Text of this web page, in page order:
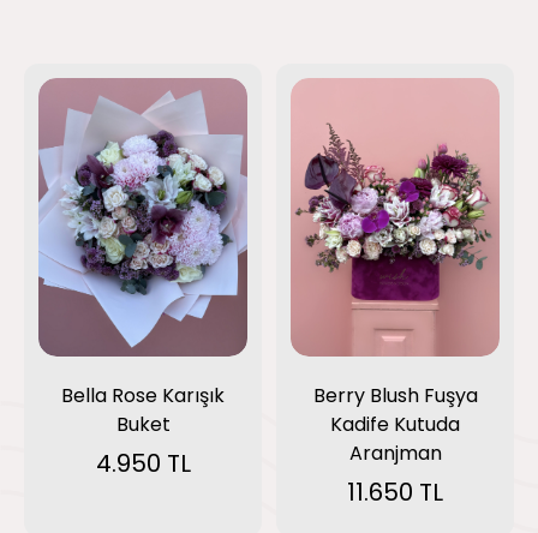
Bella Rose Karışık
Buket
4.950 TL
Berry Blush Fuşya
Kadife Kutuda
Aranjman
11.650 TL